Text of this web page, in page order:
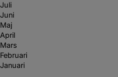
Juli
Juni
Maj
April
Mars
Februari
Januari